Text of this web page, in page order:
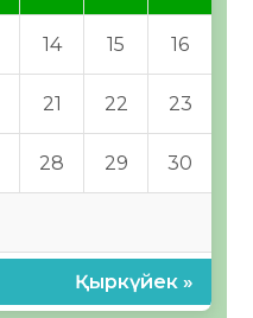
14 15 16
21 22 23
28 29 30
Қыркүйек »